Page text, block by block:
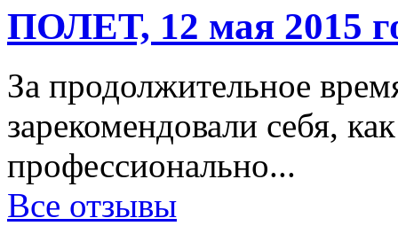
ПОЛЕТ, 12 мая 2015
За продолжительное
зарекомендовали себя,
профессионально...
Все отзывы